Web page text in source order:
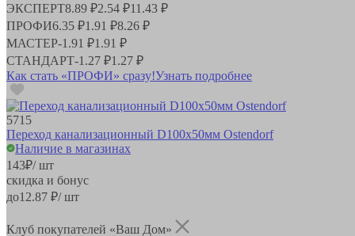
ЭКСПЕРТ8.89 ₽2.54 ₽11.43 ₽
ПРОФИ6.35 ₽1.91 ₽8.26 ₽
МАСТЕР-1.91 ₽1.91 ₽
СТАНДАРТ-1.27 ₽1.27 ₽
Как стать «ПРОФИ» сразу!Узнать подробнее
5715
Переход канализационный D100x50мм Ostendorf
Наличие в магазинах
143₽/ шт
скидка и бонус
до12.87 ₽/ шт
Клуб покупателей «Ваш Дом»